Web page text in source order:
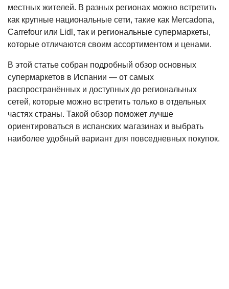
местных жителей. В разных регионах можно встретить
как крупные национальные сети, такие как Mercadona,
Carrefour или Lidl, так и региональные супермаркеты,
которые отличаются своим ассортиментом и ценами.
В этой статье собран подробный обзор основных
супермаркетов в Испании — от самых
распространённых и доступных до региональных
сетей, которые можно встретить только в отдельных
частях страны. Такой обзор поможет лучше
ориентироваться в испанских магазинах и выбрать
наиболее удобный вариант для повседневных покупок.